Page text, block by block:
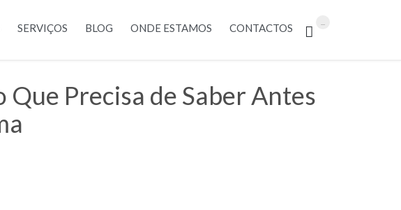
Skip
to
SERVIÇOS BLOG ONDE ESTAMOS CONTACTOS 
Precisa de Saber Antes